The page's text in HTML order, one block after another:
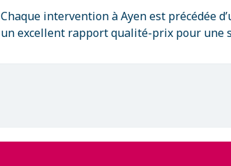
Chaque intervention à Ayen est précédée
un excellent rapport qualité-prix pour une